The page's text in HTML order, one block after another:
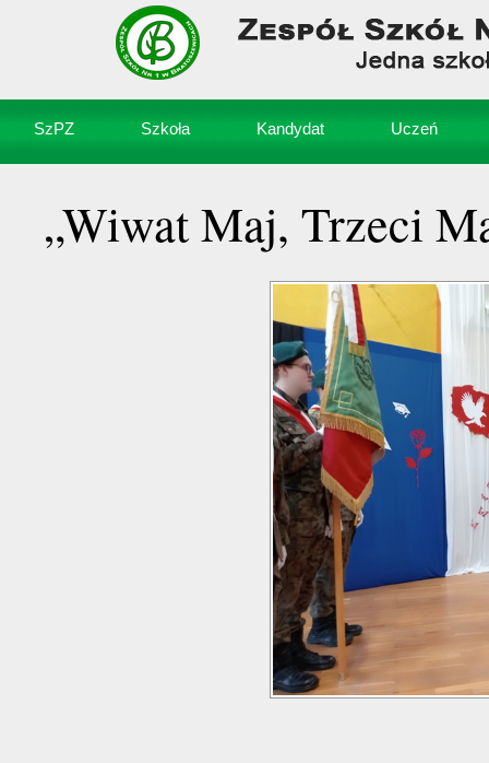
SzPZ Szkoła Kandydat Uczeń
„Wiwat Maj, Trzeci